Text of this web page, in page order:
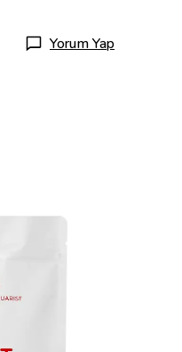
Yorum Yap